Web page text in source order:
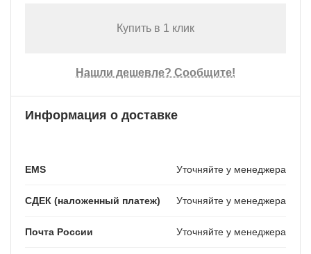
Купить в 1 клик
Нашли дешевле? Сообщите!
Информация о доставке
EMS Уточняйте у менеджера
СДЕК (наложенный платеж) Уточняйте у менеджера
Почта России Уточняйте у менеджера